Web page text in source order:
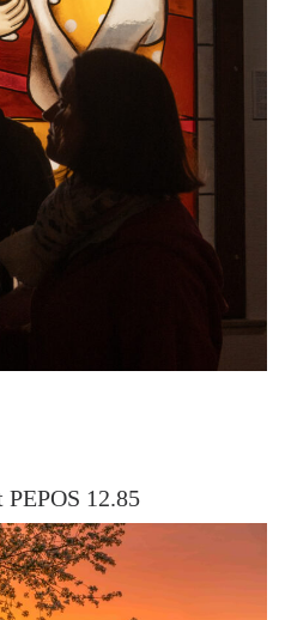
12.85